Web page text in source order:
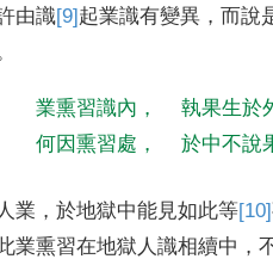
由識[9] 起業識有變異 ， 而說
業熏習識內 ，
執果生於
何因熏習處 ， 於中不說
業 ，於地獄中能見如此等[10]
業熏習在地獄人識相續中 ，